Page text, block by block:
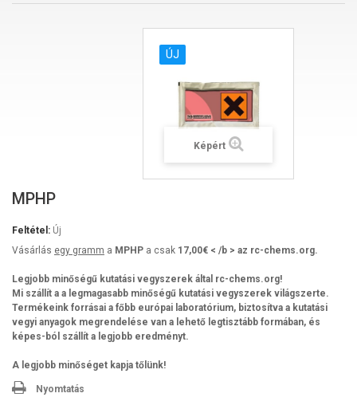
ÚJ
Képért
MPHP
Feltétel: Új
Vásárlás egy gramm a MPHP a csak 17,00€ < /b > az rc-chems.org.
Legjobb minőségű kutatási vegyszerek által rc-chems.org!
Mi szállít a a legmagasabb minőségű kutatási vegyszerek világszerte.
Termékeink forrásai a főbb európai laboratórium, biztosítva a kutatási
vegyi anyagok megrendelése van a lehető legtisztább formában, és
képes-ból szállít a legjobb eredményt.
A legjobb minőséget kapja tőlünk!
Nyomtatás